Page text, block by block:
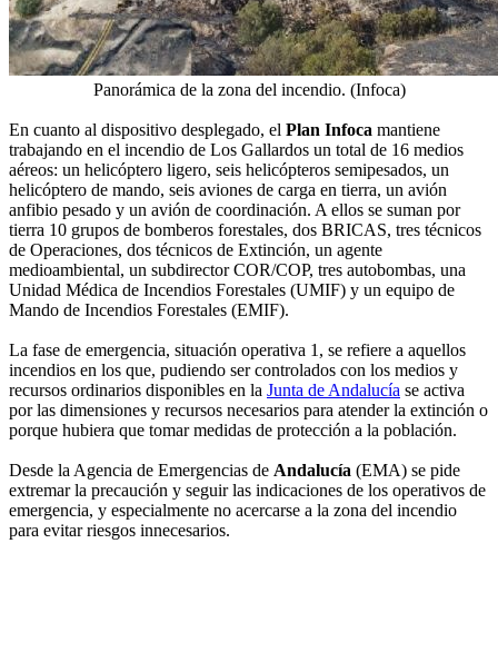
Panorámica de la zona del incendio. (Infoca)
En cuanto al dispositivo desplegado, el Plan Infoca mantiene
trabajando en el incendio de Los Gallardos un total de 16 medios
aéreos: un helicóptero ligero, seis helicópteros semipesados, un
helicóptero de mando, seis aviones de carga en tierra, un avión
anfibio pesado y un avión de coordinación. A ellos se suman por
tierra 10 grupos de bomberos forestales, dos BRICAS, tres técnicos
de Operaciones, dos técnicos de Extinción, un agente
medioambiental, un subdirector COR/COP, tres autobombas, una
Unidad Médica de Incendios Forestales (UMIF) y un equipo de
Mando de Incendios Forestales (EMIF).
La fase de emergencia, situación operativa 1, se refiere a aquellos
incendios en los que, pudiendo ser controlados con los medios y
recursos ordinarios disponibles en la Junta de Andalucía se activa
por las dimensiones y recursos necesarios para atender la extinción o
porque hubiera que tomar medidas de protección a la población.
Desde la Agencia de Emergencias de Andalucía (EMA) se pide
extremar la precaución y seguir las indicaciones de los operativos de
emergencia, y especialmente no acercarse a la zona del incendio
para evitar riesgos innecesarios.